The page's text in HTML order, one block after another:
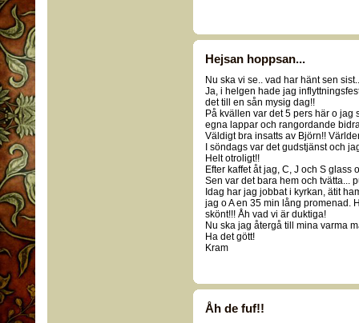
Hejsan hoppsan...
Nu ska vi se.. vad har hänt sen
Ja, i helgen hade jag
det till en sån mysig dag!!
På kvällen var det 5 pers här o
egna lappar och rangordande
Väldigt bra insatts av Björn!!
I söndags var det gudstjänst och
Helt otroligt!!
Efter kaffet åt jag, C, J och S glass
Sen var det bara hem och tvätta...
Idag har jag jobbat i kyrkan, ätit
jag o A en 35 min lång promenad.
skönt!!! Åh vad vi är duktiga!
Nu ska jag återgå till mina varma
Ha det gött!
Kram
Åh de fuf!!